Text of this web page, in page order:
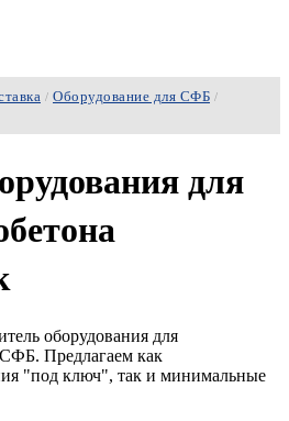
/ Оборудование для СФБ /
для
оборудования для
Предлагаем как
"под ключ", так и минимальные